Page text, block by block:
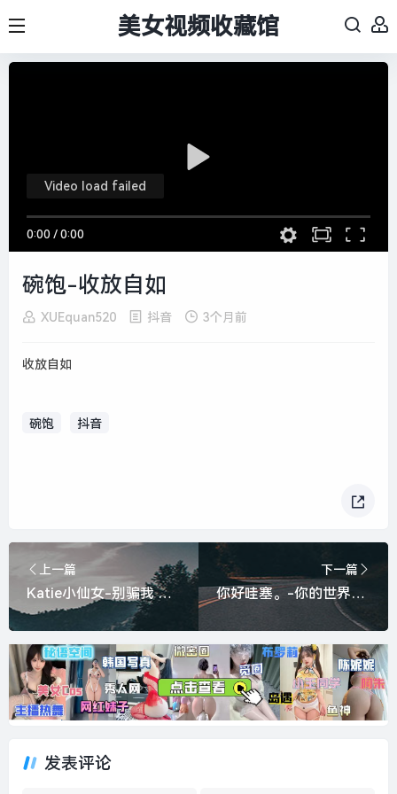
美女视频收藏馆
0:00 / 0:00
Video load failed
碗饱-收放自如
XUEquan520 抖音 3个月前
收放自如
碗饱 抖音
上一篇
Katie小仙女-别骗我 我的心是薯片做的#直播摇舞接力挑战 #抖音潮流舞蹈大赛直播赛区
下一篇
你好哇塞。-你的世界有我就够了
发表评论